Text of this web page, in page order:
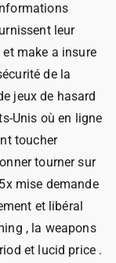
leur
make a insure
de la
jeux de hasard
Unis où en ligne
toucher
tourner sur
mise demande
et libéral
, la weapons
et lucid price .